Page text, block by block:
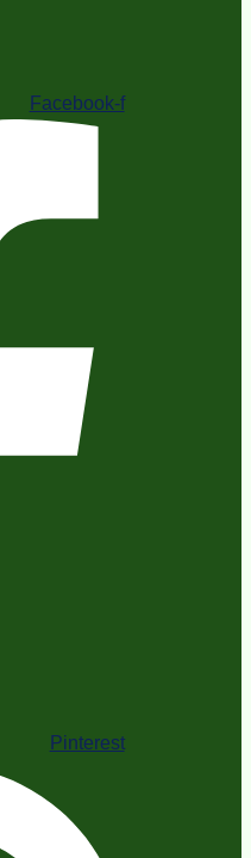
Facebook-f
Pinterest